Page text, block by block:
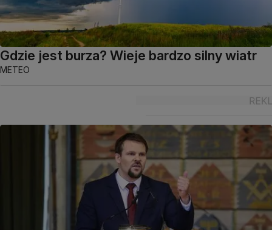
Gdzie jest burza? Wieje bardzo silny wiatr
METEO